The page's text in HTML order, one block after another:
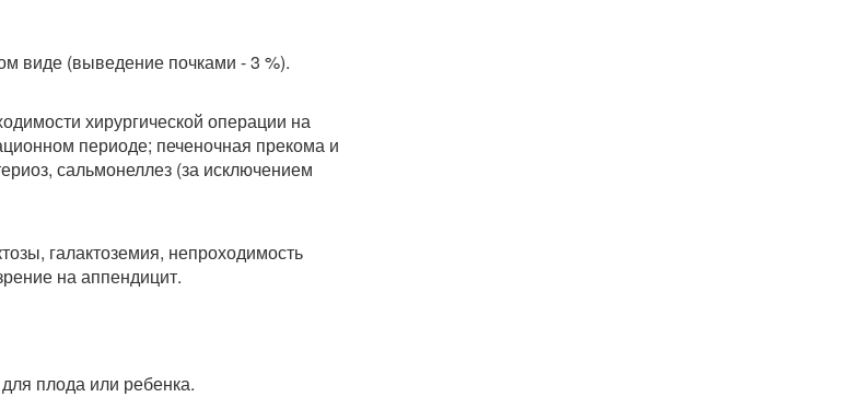
виде (выведение почками - 3 %).
хирургической операции на
периоде; печеночная прекома и
сальмонеллез (за исключением
галактоземия, непроходимость
на аппендицит.
плода или ребенка.